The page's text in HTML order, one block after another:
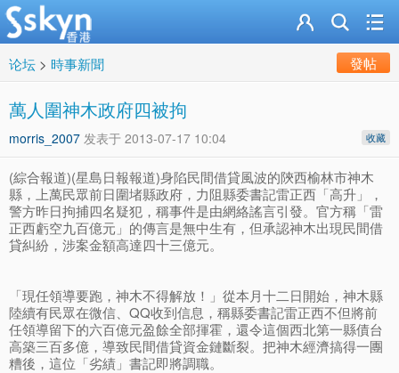
论坛 > 時事新聞 發帖
萬人圍神木政府四被拘
收藏
morris_2007 发表于 2013-07-17 10:04
(綜合報道)(星島日報報道)身陷民間借貸風波的陝西榆林市神木
縣，上萬民眾前日圍堵縣政府，力阻縣委書記雷正西「高升」，
警方昨日拘捕四名疑犯，稱事件是由網絡謠言引發。官方稱「雷
正西虧空九百億元」的傳言是無中生有，但承認神木出現民間借
貸糾紛，涉案金額高達四十三億元。
「現任領導要跑，神木不得解放！」從本月十二日開始，神木縣
陸續有民眾在微信、QQ收到信息，稱縣委書記雷正西不但將前
任領導留下的六百億元盈餘全部揮霍，還令這個西北第一縣債台
高築三百多億，導致民間借貸資金鏈斷裂。把神木經濟搞得一團
糟後，這位「劣績」書記即將調職。